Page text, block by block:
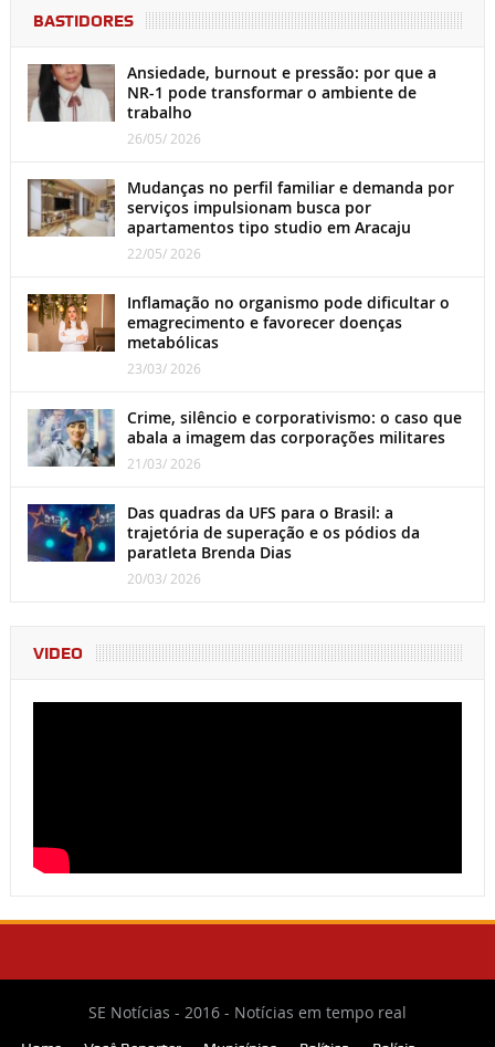
BASTIDORES
Ansiedade, burnout e pressão: por que a
NR-1 pode transformar o ambiente de
trabalho
26/05/ 2026
Mudanças no perfil familiar e demanda por
serviços impulsionam busca por
apartamentos tipo studio em Aracaju
22/05/ 2026
Inflamação no organismo pode dificultar o
emagrecimento e favorecer doenças
metabólicas
23/03/ 2026
Crime, silêncio e corporativismo: o caso que
abala a imagem das corporações militares
21/03/ 2026
Das quadras da UFS para o Brasil: a
trajetória de superação e os pódios da
paratleta Brenda Dias
20/03/ 2026
VIDEO
SE Notícias - 2016 - Notícias em tempo real